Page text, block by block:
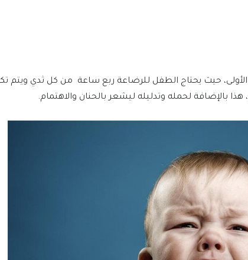
حيث يحتاج الطفل للرضاعة ربع ساعة من كل ثدي ويتم
بالإضافة لحمله وتدليله ليشعر بالحنان والاهتمام.